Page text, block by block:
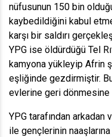
nüfusunun 150 bin
kaybedildiğini kabul
karşı bir saldırı
YPG ise öldürdüğü Tel
kamyona yükleyip Afrin
eşliğinde gezdirmiştir.
evlerine geri
YPG tarafından
ile gençlerinin